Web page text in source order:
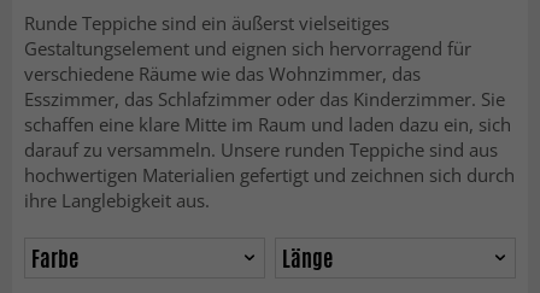
Runde Teppiche sind ein äußerst vielseitiges
Gestaltungselement und eignen sich hervorragend für
verschiedene Räume wie das Wohnzimmer, das
Esszimmer, das Schlafzimmer oder das Kinderzimmer. Sie
schaffen eine klare Mitte im Raum und laden dazu ein, sich
darauf zu versammeln. Unsere runden Teppiche sind aus
hochwertigen Materialien gefertigt und zeichnen sich durch
ihre Langlebigkeit aus.
Farbe
Länge